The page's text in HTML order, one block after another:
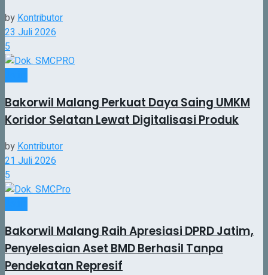
byKontributor
23 Juli 2026
5
Bakorwil Malang Perkuat Daya Saing UMKM
Koridor Selatan Lewat Digitalisasi Produk
byKontributor
21 Juli 2026
5
Bakorwil Malang Raih Apresiasi DPRD Jatim,
Penyelesaian Aset BMD Berhasil Tanpa
Pendekatan Represif